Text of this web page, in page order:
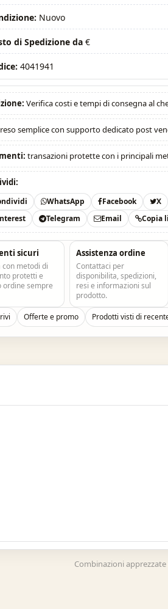
Nuovo
di Spedizione da €
4041941
Verifica costi e tempi di consegna al
reso semplice con supporto dedicato post
transazioni protette con i principali
WhatsApp Facebook X
Telegram Email Copia
sicuri
con metodi di
protetti e
ordine sempre
Assistenza ordine
Contattaci per
disponibilita, spedizioni,
resi e informazioni sul
prodotto.
Offerte e promo Prodotti visti di
Combinazioni